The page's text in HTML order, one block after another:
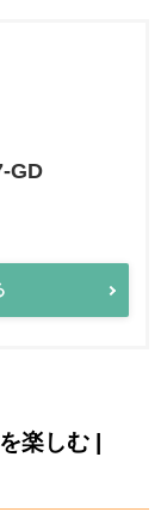
GD
楽しむ |